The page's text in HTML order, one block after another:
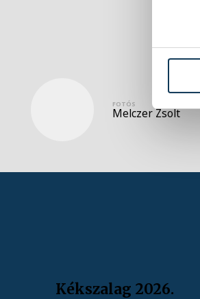
FOTÓS
Melczer Zsolt
Kékszalag 2026.